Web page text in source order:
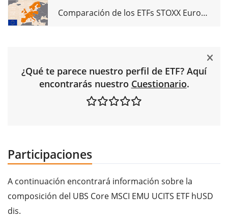
Comparación de los ETFs STOXX Europe 600
¿Qué te parece nuestro perfil de ETF? Aquí
encontrarás nuestro Cuestionario.
Participaciones
A continuación encontrará información sobre la
composición del UBS Core MSCI EMU UCITS ETF hUSD
dis.